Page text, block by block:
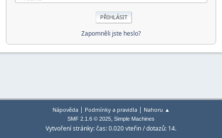
Zapomněli jste heslo?
Nápověda| Podmínky a pravidla| Nahoru ▲
SMF 2.1.6 © 2025, Simple Machines
Vytvoření stránky: čas: 0.020 vteřin / dotazů: 14.